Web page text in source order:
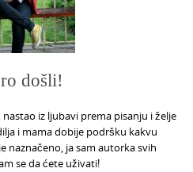
došli!
nastao iz ljubavi prema pisanju i želje
i mama dobije podršku kakvu
naznačeno, ja sam autorka svih
se da ćete uživati!